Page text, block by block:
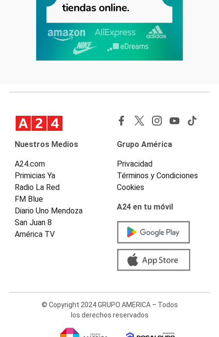
Nuestros Medios
A24.com
Primicias Ya
Radio La Red
FM Blue
Diario Uno Mendoza
San Juan 8
América TV
Grupo América
Privacidad
Términos y Condiciones
Cookies
A24 en tu móvil
© Copyright 2024 GRUPO AMERICA – Todos
los derechos reservados